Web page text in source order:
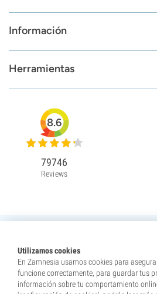
Información
Herramientas
Utilizamos cookies
En Zamnesia usamos cookies para
funcione correctamente, para guardar tus
información sobre tu comportamiento
8.6
79746
Reviews